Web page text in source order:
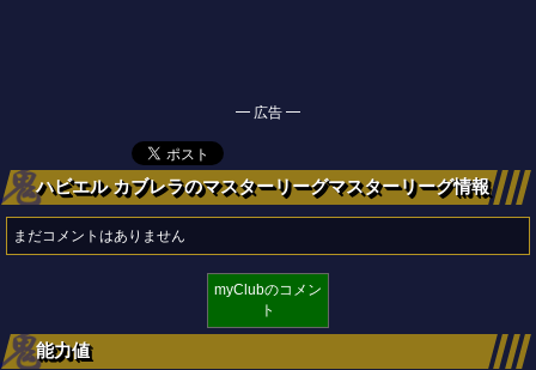
━ 広告 ━
ハビエル カブレラのマスターリーグマスターリーグ情報
まだコメントはありません
myClubのコメン
ト
能力値